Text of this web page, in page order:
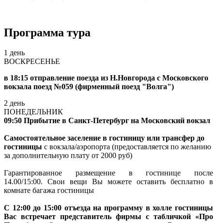
Программа тура
1 день
ВОСКРЕСЕНЬЕ
в 18:15 отправление поезда из Н.Новгорода с Московского
вокзала поезд №059 (фирменный поезд "Волга")
2 день
ПОНЕДЕЛЬНИК
09:50 Прибытие в Санкт-Петербург на Московский вокзал
Самостоятельное заселение в гостиницу или трансфер до
гостиницы с вокзала/аэропорта (предоставляется по желанию
за дополнительную плату от 2000 руб)
Гарантированное размещение в гостинице после
14.00/15:00. Свои вещи Вы можете оставить бесплатно в
комнате багажа гостиницы
С 12:00 до 15:00 отъезда на программу в холле гостиницы
Вас встречает представитель фирмы с табличкой «Про